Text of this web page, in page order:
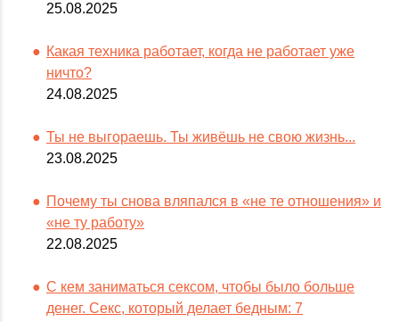
25.08.2025
Какая техника работает, когда не работает уже
ничто?
24.08.2025
Ты не выгораешь. Ты живёшь не свою жизнь...
23.08.2025
Почему ты снова вляпался в «не те отношения» и
«не ту работу»
22.08.2025
С кем заниматься сексом, чтобы было больше
денег. Секс, который делает бедным: 7